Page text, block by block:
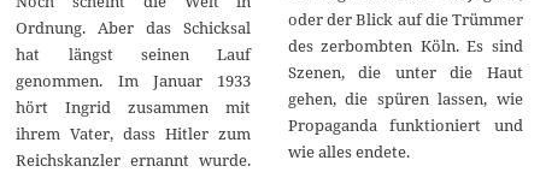
Ordnung. Aber das Schicksal
hat längst seinen Lauf
genommen. Im Januar 1933
hört Ingrid zusammen mit
ihrem Vater, dass Hitler zum
Reichskanzler ernannt wurde.
oder der Blick auf die Trümmer
des zerbombten Köln. Es sind
Szenen, die unter die Haut
gehen, die spüren lassen, wie
Propaganda funktioniert und
wie alles endete.